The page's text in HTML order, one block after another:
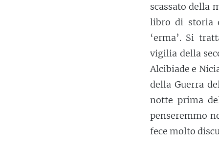
scassato della
libro di storia
‘erma’. Si
vigilia della
Alcibiade e
della Guerra
notte prima
penseremmo
fece molto